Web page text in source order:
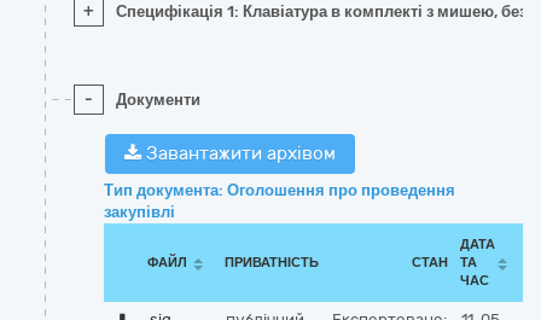
+ Специфікація 1: Клавіатура в комплекті з мишею,
- Документи
Завантажити архівом
Тип документа: Оголошення про проведення
закупівлі
ФАЙЛ ПРИВАТНІСТЬ СТАН
ДАТА
ТА
ЧАС